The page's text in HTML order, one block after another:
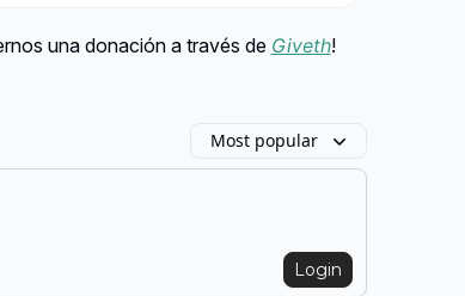
una donación a través de Giveth!
Most popular
Login